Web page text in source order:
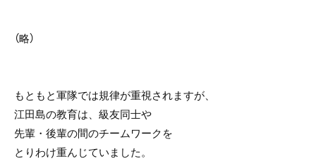
（略）
もともと軍隊では規律が重視されますが、
江田島の教育は、級友同士や
先輩・後輩の間のチームワークを
とりわけ重んじていました。